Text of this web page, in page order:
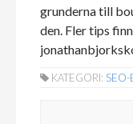
grunderna till
den. Fler tips
KATEGORI: SEO-